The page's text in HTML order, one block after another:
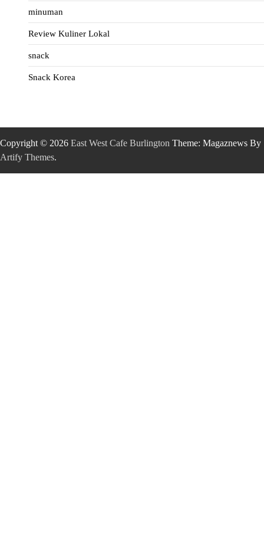
minuman
Review Kuliner Lokal
snack
Snack Korea
Copyright © 2026 East West Cafe Burlington Theme: Magaznews By
Artify Themes.